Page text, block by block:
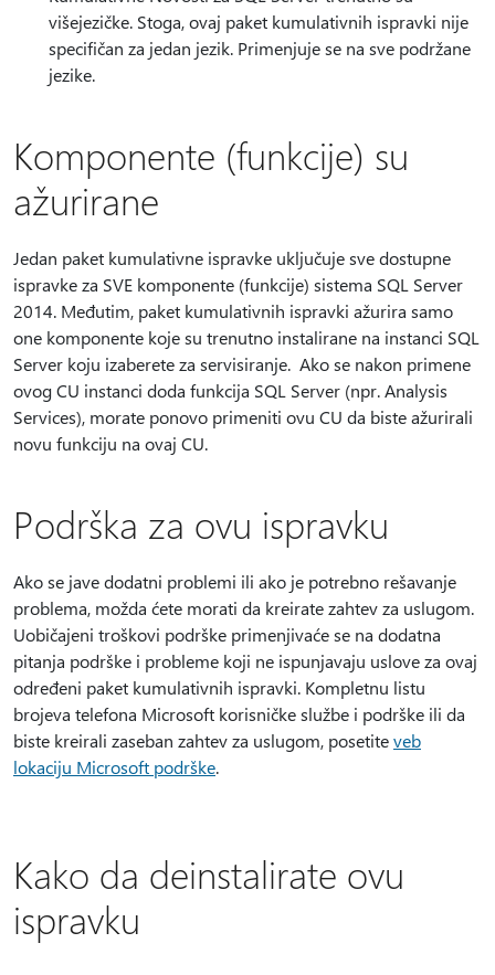
višejezičke. Stoga, ovaj paket kumulativnih ispravki nije
specifičan za jedan jezik. Primenjuje se na sve podržane
jezike.
Komponente (funkcije) su
ažurirane
Jedan paket kumulativne ispravke uključuje sve dostupne
ispravke za SVE komponente (funkcije) sistema SQL Server
2014. Međutim, paket kumulativnih ispravki ažurira samo
one komponente koje su trenutno instalirane na instanci SQL
Server koju izaberete za servisiranje. Ako se nakon primene
ovog CU instanci doda funkcija SQL Server (npr. Analysis
Services), morate ponovo primeniti ovu CU da biste ažurirali
novu funkciju na ovaj CU.
Podrška za ovu ispravku
Ako se jave dodatni problemi ili ako je potrebno rešavanje
problema, možda ćete morati da kreirate zahtev za uslugom.
Uobičajeni troškovi podrške primenjivaće se na dodatna
pitanja podrške i probleme koji ne ispunjavaju uslove za ovaj
određeni paket kumulativnih ispravki. Kompletnu listu
brojeva telefona Microsoft korisničke službe i podrške ili da
biste kreirali zaseban zahtev za uslugom, posetiteveb
lokaciju Microsoft podrške.
Kako da deinstalirate ovu
ispravku